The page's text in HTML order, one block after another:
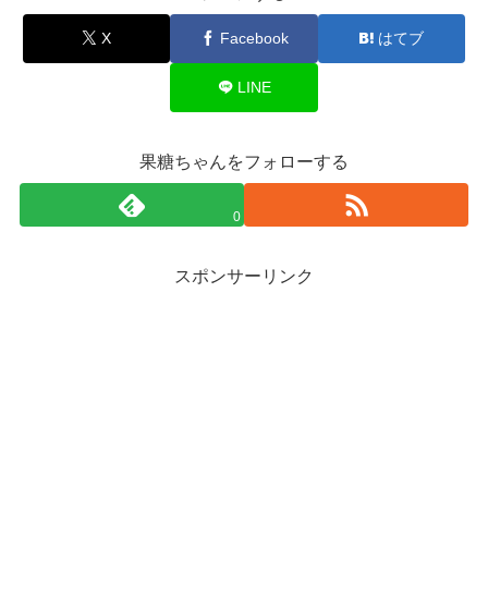
X Facebook はてブ
LINE
果糖ちゃんをフォローする
0
スポンサーリンク